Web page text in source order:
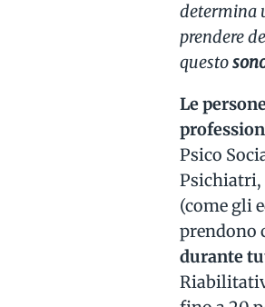
determina
prendere
questo
Le
Psico
Psichiatri,
(come gli
prendono
durante